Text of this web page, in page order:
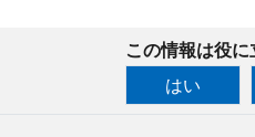
この情報は役
はい